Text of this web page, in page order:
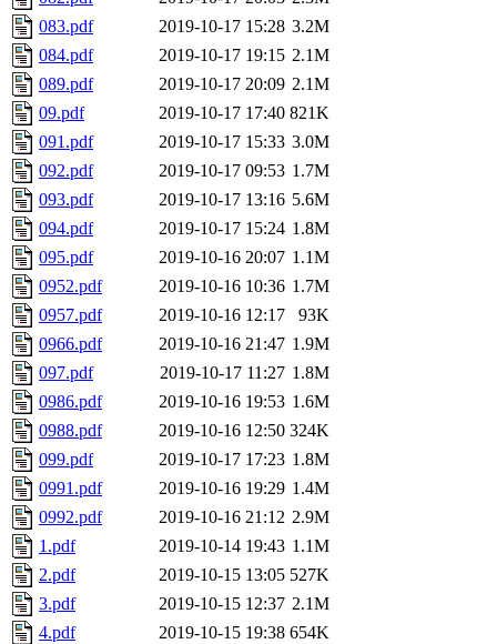
083.pdf
2019-10-17 15:28 3.2M
084.pdf
2019-10-17 19:15 2.1M
089.pdf
2019-10-17 20:09 2.1M
09.pdf
2019-10-17 17:40 821K
091.pdf
2019-10-17 15:33 3.0M
092.pdf
2019-10-17 09:53 1.7M
093.pdf
2019-10-17 13:16 5.6M
094.pdf
2019-10-17 15:24 1.8M
095.pdf
2019-10-16 20:07 1.1M
0952.pdf
2019-10-16 10:36 1.7M
0957.pdf
2019-10-16 12:17
93K
0966.pdf
2019-10-16 21:47 1.9M
097.pdf
2019-10-17 11:27 1.8M
0986.pdf
2019-10-16 19:53 1.6M
0988.pdf
2019-10-16 12:50 324K
099.pdf
2019-10-17 17:23 1.8M
0991.pdf
2019-10-16 19:29 1.4M
0992.pdf
2019-10-16 21:12 2.9M
1.pdf
2019-10-14 19:43 1.1M
2.pdf
2019-10-15 13:05 527K
3.pdf
2019-10-15 12:37 2.1M
4.pdf
2019-10-15 19:38 654K